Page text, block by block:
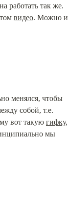
работать так же.
видео. Можно и
менялся, чтобы
собой, т.е.
вот такую гифку,
мы